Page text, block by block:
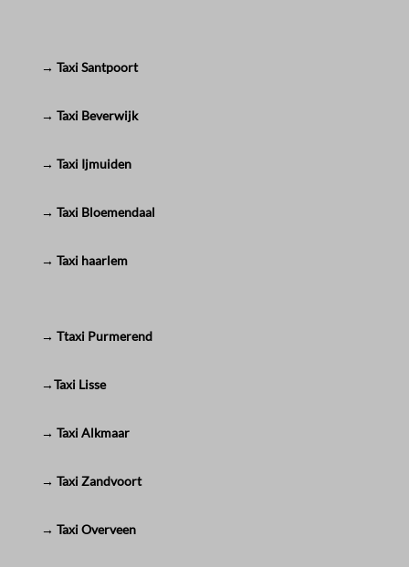
→ Taxi Santpoort
→ Taxi Beverwijk
→ Taxi Ijmuiden
→ Taxi Bloemendaal
→ Taxi haarlem
→ Ttaxi Purmerend
→Taxi Lisse
→ Taxi Alkmaar
→ Taxi Zandvoort
→ Taxi Overveen